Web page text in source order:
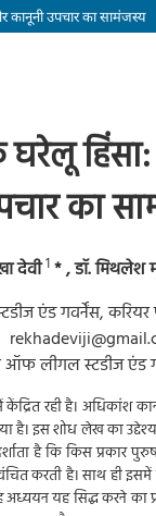
उपचार का सामंजस्य